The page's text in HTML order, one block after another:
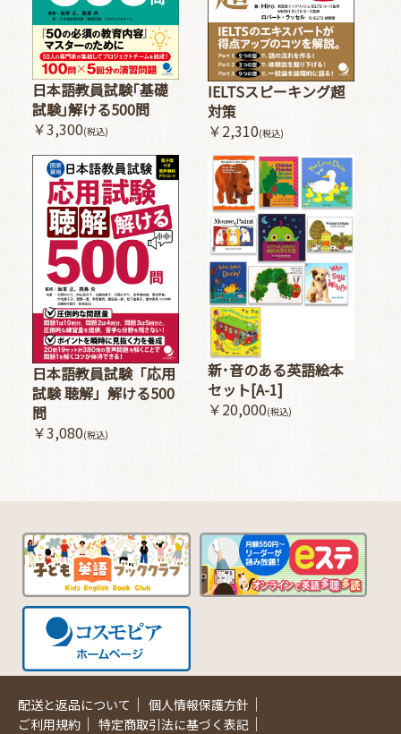
日本語教員試験｢基礎
試験｣解ける500問
￥3,300(税込)
IELTSスピーキング超
対策
￥2,310(税込)
日本語教員試験「応用
試験 聴解」解ける500
問
￥3,080(税込)
新･音のある英語絵本
セット[A-1]
￥20,000(税込)
配送と返品について ｜ 個人情報保護方針 ｜
ご利用規約 ｜ 特定商取引法に基づく表記 ｜